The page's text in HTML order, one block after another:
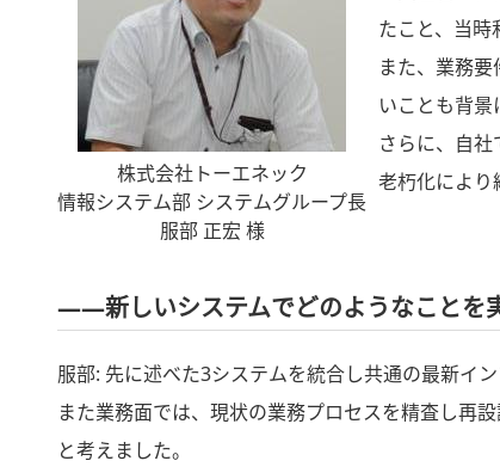
株式会社トーエネック
情報システム部 システムグループ長
服部 正宏 様
たこと、当時
また、業務
いことも背景
さらに、自
老朽化により
――新しいシステムでどのようなことを
服部: 先に述べた3システムを統合し共通の最新イ
また業務面では、現状の業務プロセスを精査し再
と考えました。